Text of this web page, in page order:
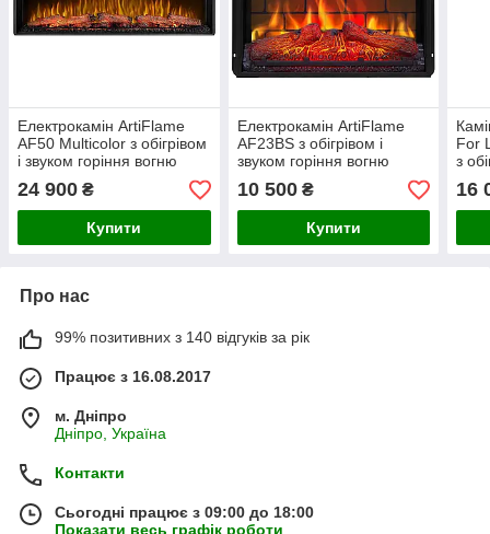
Електрокамін ArtiFlame
AF50 Multicolor з обігрівом
і звуком горіння вогню
24 900 ₴
Купити
Електрокамін ArtiFlame
AF23BS з обігрівом і
звуком горіння вогню
10 500₴
Купити
For
з
16
Про нас
99% позитивних з 140 відгуків за рік
Працює з 16.08.2017
м. Дніпро
Дніпро, Україна
Контакти
Сьогодні працює з 09:00 до 18:00
Показати весь графік роботи